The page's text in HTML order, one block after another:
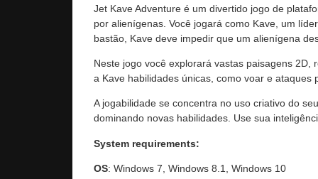
Jet Kave Adventure é um divertido jogo de
por alienígenas. Você jogará como Kave, um
bastão, Kave deve impedir que um alienígena
Neste jogo você explorará vastas paisagens
a Kave habilidades únicas, como voar e
A jogabilidade se concentra no uso criativo do
dominando novas habilidades. Use sua
System requirements:
OS: Windows 7, Windows 8.1, Windows 10